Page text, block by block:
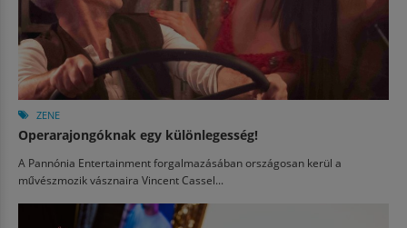
ZENE
Operarajongóknak egy különlegesség!
A Pannónia Entertainment forgalmazásában országosan kerül a
művészmozik vásznaira Vincent Cassel...